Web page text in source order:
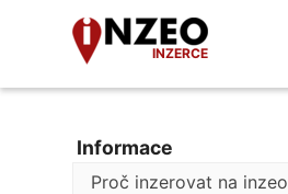
INZERCE
Informace
Proč inzerovat na inzeo